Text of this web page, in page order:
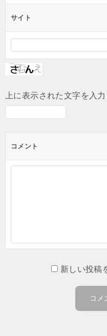
サイト
上に表示された文字を入
コメント
新しい投稿